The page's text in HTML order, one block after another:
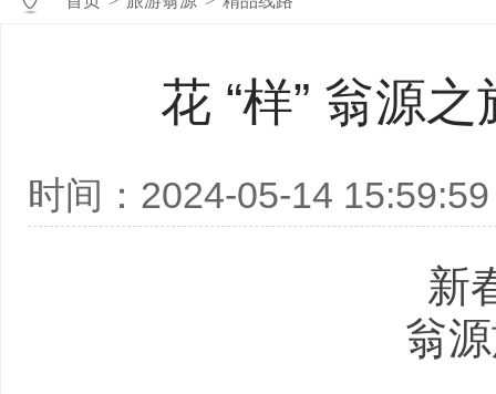
花 “样” 翁源
时间：2024-05-14 15:59:59
新
翁